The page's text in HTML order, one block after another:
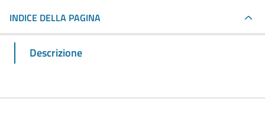
INDICE DELLA PAGINA
Descrizione